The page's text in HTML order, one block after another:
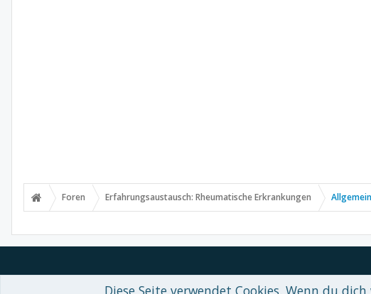
Foren Erfahrungsaustausch: Rheumatische Erkrankungen
Diese Seite verwendet Cookies. Wenn du